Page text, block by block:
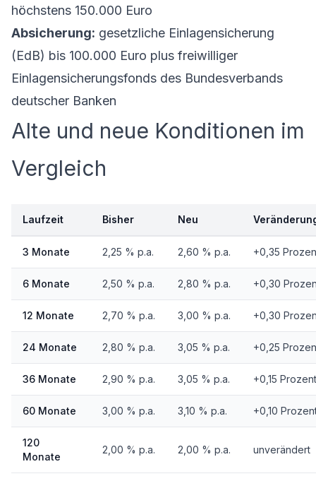
höchstens 150.000 Euro
Absicherung: gesetzliche Einlagensicherung
(EdB) bis 100.000 Euro plus freiwilliger
Einlagensicherungsfonds des Bundesverbands
deutscher Banken
Alte und neue Konditionen im
Vergleich
Laufzeit Bisher Neu
3 Monate 2,25 % p.a. 2,60 % p.a. +0,35
6 Monate 2,50 % p.a. 2,80 % p.a. +0,30
12 Monate 2,70 % p.a. 3,00 % p.a. +0,30
24 Monate 2,80 % p.a. 3,05 % p.a. +0,25
36 Monate 2,90 % p.a. 3,05 % p.a. +0,15
60 Monate 3,00 % p.a. 3,10 % p.a. +0,10
120
Monate
2,00 % p.a. 2,00 % p.a. unverändert